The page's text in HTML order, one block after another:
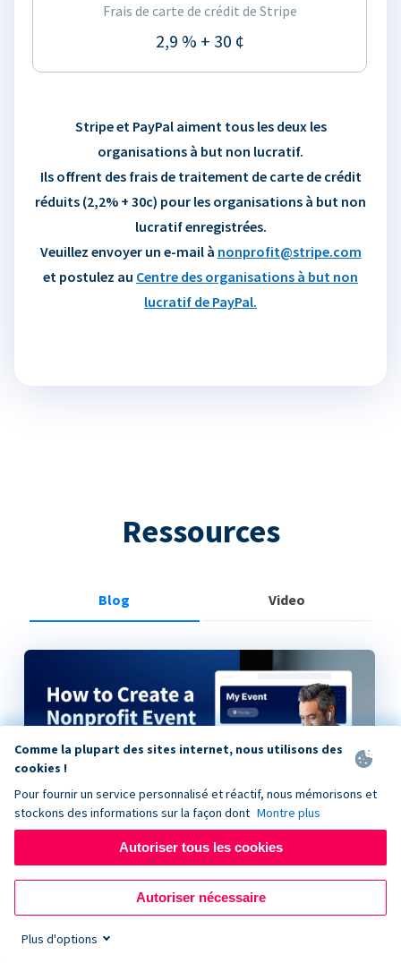
Frais de carte de crédit de Stripe
2,9 % + 30 ¢
Stripe et PayPal aiment tous les deux les
organisations à but non lucratif.
Ils offrent des frais de traitement de carte de crédit
réduits (2,2% + 30c) pour les organisations à but non
lucratif enregistrées.
Veuillez envoyer un e-mail à nonprofit@stripe.com
et postulez au Centre des organisations à but non
lucratif de PayPal.
Ressources
Blog Video
How to Create a Nonprofit Event on Donorbox
Comme la plupart des sites internet, nous utilisons des
cookies !
Pour fournir un service personnalisé et réactif, nous mémorisons et
stockons des informations sur la façon dont Montre plus
Autoriser tous les cookies
Autoriser nécessaire
Plus d'options